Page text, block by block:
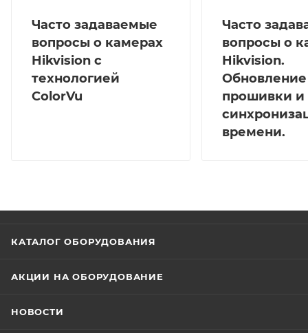
Часто задаваемые
вопросы о камерах
Hikvision с
технологией
ColorVu
Часто
вопросы о
Hikvision.
Обновление
прошивки и
времени.
КАТАЛОГ ОБОРУДОВАНИЯ
АКЦИИ НА ОБОРУДОВАНИЕ
НОВОСТИ